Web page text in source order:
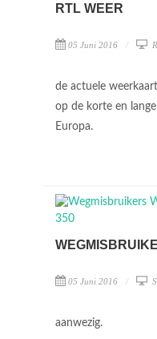
RTL WEER
05 Juni 2016
de actuele
op de korte en
Europa.
05 Juni 2016
aanwezig.